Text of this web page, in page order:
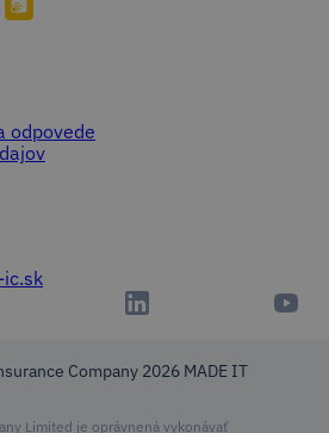
odpovede
Company 2026 MADE IT
Limited je oprávnená vykonávať